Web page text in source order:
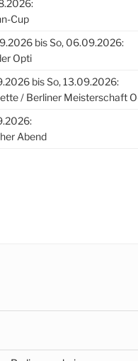
Cup
bis So, 06.09.2026:
Opti
bis So, 13.09.2026:
/ Berliner Meisterschaft
Abend